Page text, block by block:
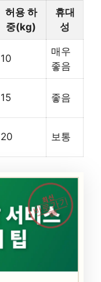
허용 하
중(kg)
휴대
성
10
매우
좋음
15 좋음
20 보통
최신
바로가기
캠핑